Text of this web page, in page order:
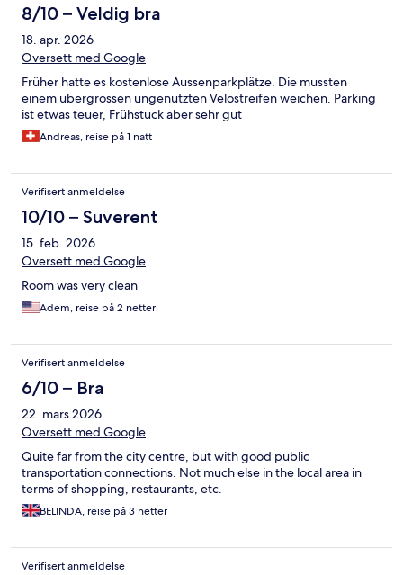
8/10 – Veldig bra
18. apr. 2026
Oversett med Google
Früher hatte es kostenlose Aussenparkplätze. Die mussten
einem übergrossen ungenutzten Velostreifen weichen. Parking
ist etwas teuer, Frühstuck aber sehr gut
Andreas, reise på 1 natt
Verifisert anmeldelse
10/10 – Suverent
15. feb. 2026
Oversett med Google
Room was very clean
Adem, reise på 2 netter
Verifisert anmeldelse
6/10 – Bra
22. mars 2026
Oversett med Google
Quite far from the city centre, but with good public
transportation connections. Not much else in the local area in
terms of shopping, restaurants, etc.
BELINDA, reise på 3 netter
Verifisert anmeldelse